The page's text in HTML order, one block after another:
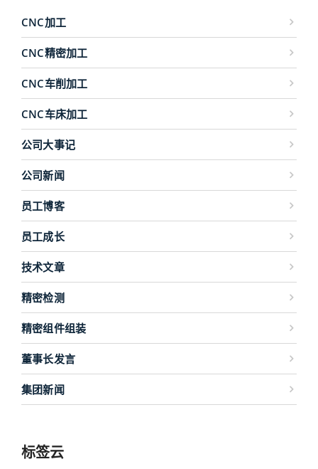
CNC加工
CNC精密加工
CNC车削加工
CNC车床加工
公司大事记
公司新闻
员工博客
员工成长
技术文章
精密检测
精密组件组装
董事长发言
集团新闻
标签云